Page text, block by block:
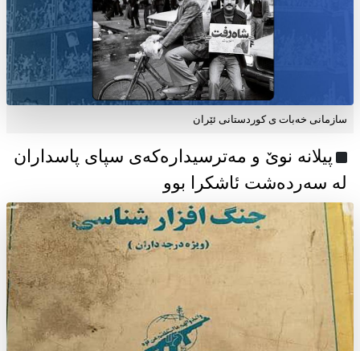
سازمانی خەبات ی كوردستانی ئێران
پیلانە نوێ و مەترسیدارەکەی سپای پاسداران
لە سەردەشت ئاشکرا بوو